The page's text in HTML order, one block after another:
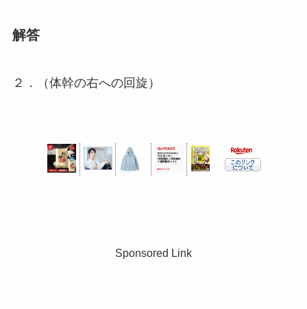
解答
２．（体幹の右への回旋）
Sponsored Link